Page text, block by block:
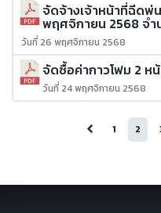
จัดจ้างเจ้าหน้าที่ฉีดพ่
พฤศจิกายน 2568 จำ
วันที่ 26 พฤศจิกายน 2568
จัดซื้อค่ากาวโฟม 2 ห
วันที่ 24 พฤศจิกายน 2568
1 2